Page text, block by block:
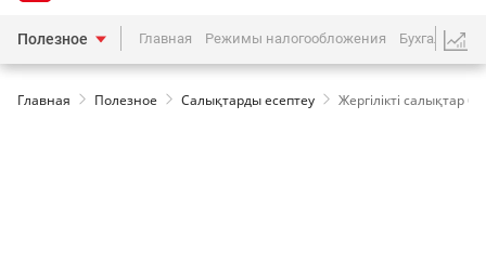
Полезное Главная Режимы налогообложения Бухгалтерия
Главная Полезное Салықтарды есептеу Жергілікті салықтар